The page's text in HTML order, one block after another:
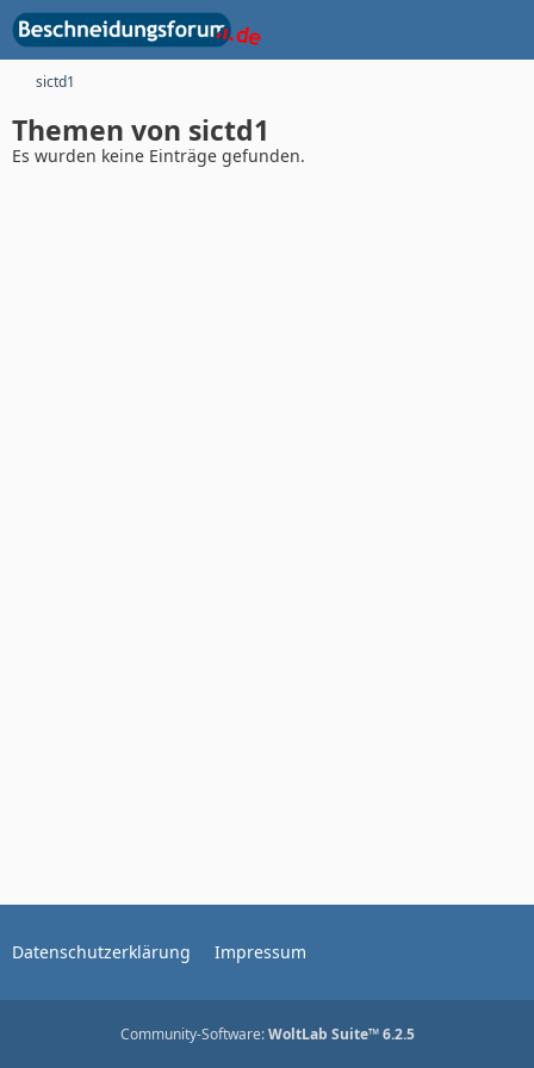
sictd1
Themen von sictd1
Es wurden keine Einträge gefunden.
Datenschutzerklärung Impressum
Community-Software:WoltLab Suite™ 6.2.5